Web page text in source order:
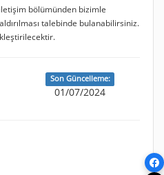
iletişim bölümünden bizimle
talebinde bulanabilirsiniz.
Son Güncelleme:
01/07/2024